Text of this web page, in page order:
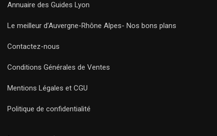
Annuaire des Guides Lyon
Le meilleur d’Auvergne-Rhône Alpes- Nos bons plans
Contactez-nous
Conditions Générales de Ventes
Mentions Légales et CGU
Politique de confidentialité